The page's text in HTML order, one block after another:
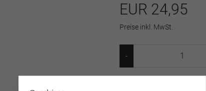
EUR 24,95
Preise inkl. MwSt.